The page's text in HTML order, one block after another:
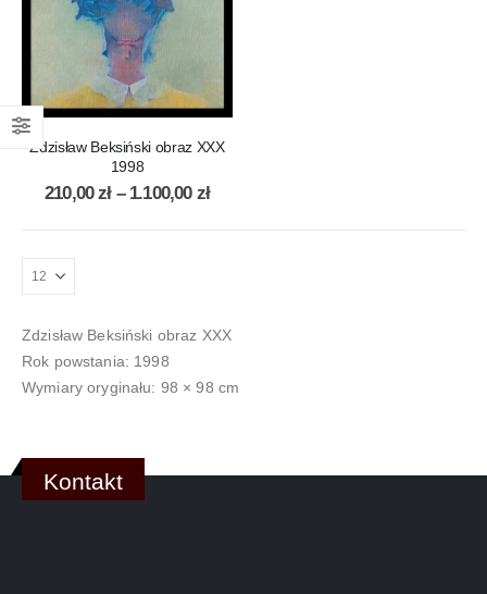
Zdzisław Beksiński obraz XXX
1998
210,00zł – 1.100,00 zł
Zdzisław Beksiński obraz XXX
Rok powstania: 1998
Wymiary oryginału: 98 × 98 cm
Kontakt